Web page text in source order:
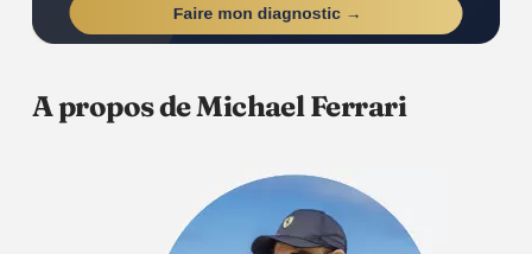
A propos de Michael Ferrari